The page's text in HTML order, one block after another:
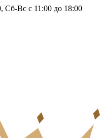
Вс с 11:00 до 18:00